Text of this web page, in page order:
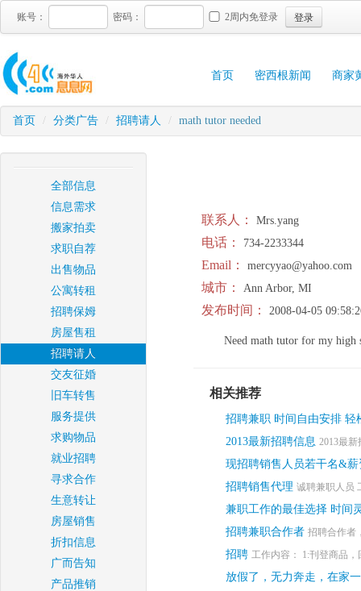
账号： 密码： 2周内免登录 登录
首页 密西根新闻 商家
首页 / 分类广告 / 招聘请人 / math tutor needed
全部信息
信息需求
搬家拍卖
求职自荐
出售物品
公寓转租
招聘保姆
房屋售租
招聘请人
交友征婚
旧车转售
服务提供
求购物品
就业招聘
寻求合作
生意转让
房屋销售
折扣信息
广而告知
产品推销
联系人： Mrs.yang
电话： 734-2233344
Email： mercyyao@yahoo.com
城市： Ann Arbor, MI
发布时间： 2008-04-05
Need math tutor for my high
相关推荐
招聘兼职 时间自由安排 轻
2013最新招聘信息 2013最新
现招聘销售人员若干名&薪
招聘销售代理 诚聘兼职人员
兼职工作的最佳选择 时间
招聘兼职合作者 招聘合作者
招聘 工作内容： 1:刊登商品，
放假了，无力奔走，在家